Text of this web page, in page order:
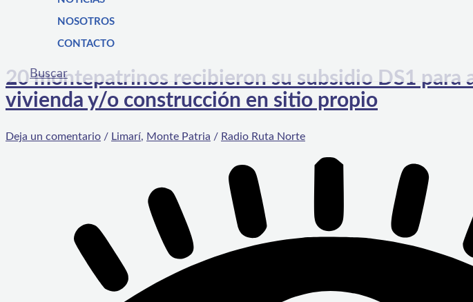
NOSOTROS
CONTACTO
Buscar
20 montepatrinos recibieron su subsidio DS1 para
vivienda y/o construcción en sitio propio
Deja un comentario / Limarí, Monte Patria / Radio Ruta Norte